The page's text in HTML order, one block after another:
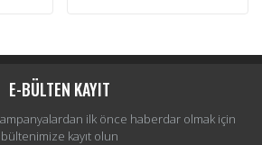
E-BÜLTEN KAYIT
ilk önce haberdar olmak için
bültenimize kayıt olun